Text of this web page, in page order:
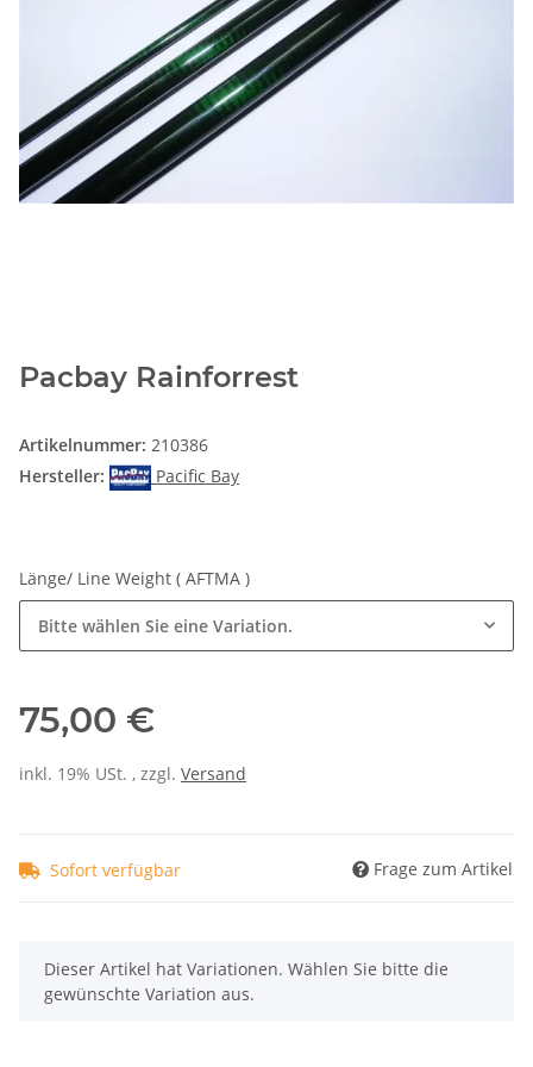
Pacbay Rainforrest
Artikelnummer: 210386
Hersteller:
Pacific Bay
Länge/ Line Weight ( AFTMA )
Bitte wählen Sie eine Variation.
75,00 €
inkl. 19% USt. , zzgl. Versand
Sofort verfügbar Frage zum Artikel
x
Dieser Artikel hat Variationen. Wählen Sie bitte die
gewünschte Variation aus.